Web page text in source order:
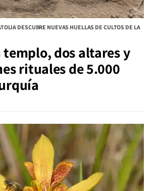
DESCUBRE NUEVAS HUELLAS DE CULTOS DE LA
dos altares y
rituales de 5.000